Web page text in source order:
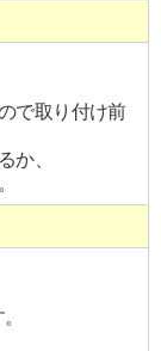
で取り付け前
か、